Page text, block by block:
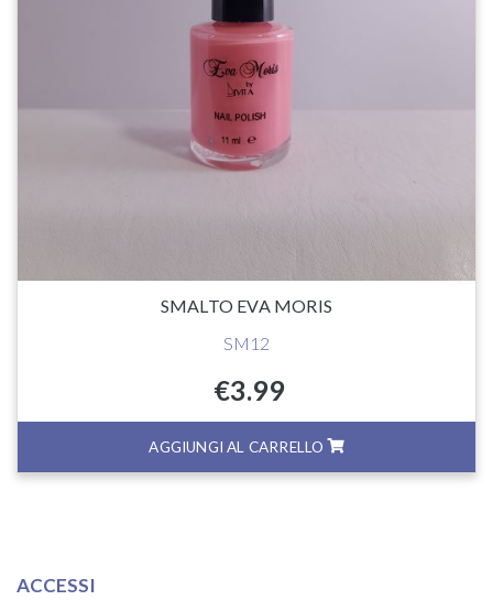
SMALTO EVA MORIS
SM12
€3.99
AGGIUNGI AL CARRELLO
ACCESSI